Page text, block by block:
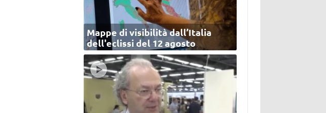
Mappe di visibilità dall’Italia
dell'eclissi del 12 agosto